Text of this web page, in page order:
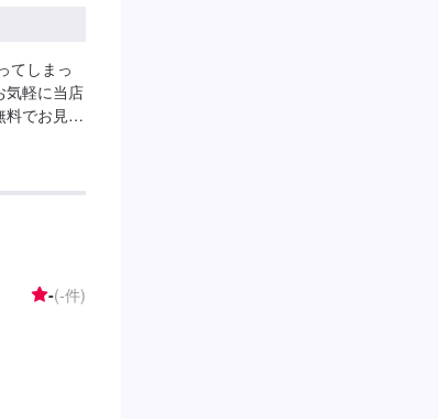
てしまっ
気軽に当店
料でお見積
-(-件)